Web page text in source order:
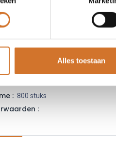
Alles toestaan
: 800 stuks
: